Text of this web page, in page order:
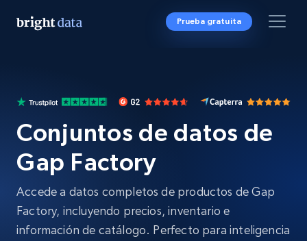
Prueba gratuita
Conjuntos de datos de
Gap Factory
Accede a datos completos de productos de Gap
Factory, incluyendo precios, inventario e
información de catálogo. Perfecto para inteligencia